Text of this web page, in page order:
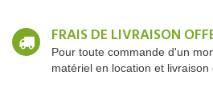
FRAIS DE LIVRAISON
Pour toute commande d'un
matériel en location et livraison